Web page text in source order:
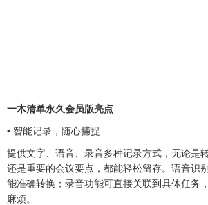
一木清单永久会员版亮点
• 智能记录，随心捕捉
提供文字、语音、录音多种记录方式，无论是
还是重要的会议要点，都能轻松留存。语音识
能准确转换；录音功能可直接关联到具体任务
麻烦。